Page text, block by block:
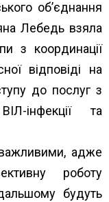
об’єднання
Лебедь взяла
з координації
відповіді на
до послуг з
інфекції та
адже
роботу
будуть